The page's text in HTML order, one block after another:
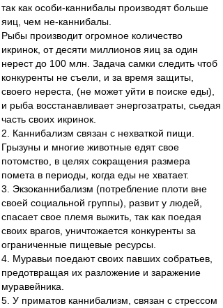
так как особи-каннибалы производят больше
яиц, чем не-каннибалы.
Рыбы производит огромное количество
икринок, от десяти миллионов яиц за один
нерест до 100 млн. Задача самки следить чтоб
конкуренты не съели, и за время защиты,
своего нереста, (не может уйти в поиске еды),
и рыба восстанавливает энергозатраты, сьедая
часть своих икринок.
2. Каннибализм связан с нехваткой пищи.
Грызуны и многие животные едят свое
потомство, в целях сокращения размера
помета в периоды, когда еды не хватает.
3. Экзоканнибализм (потребление плоти вне
своей социальной группы), развит у людей,
спасает свое племя выжить, так как поедая
своих врагов, уничтожается конкуренты за
ограниченные пищевые ресурсы.
4. Муравьи поедают своих павших собратьев,
предотвращая их разложение и заражение
муравейника.
5. У приматов каннибализм, связан с стрессом